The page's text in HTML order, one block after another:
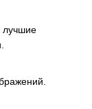
лучшие